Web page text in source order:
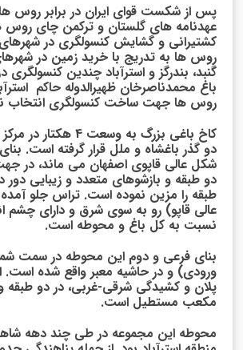
پس از شکست قوای ایران در برابر روس ها
عهدنامه های گلستان و ترکمن چای روس
کشتیرانی و گشایش کنسولگری در شهرهای
روس ها به تدریج با خرید زمین در
گنبد، بندرگز و استرآباد چندین
باغ محمدناصرخان ظهیرالدوله حاکم
روس ها جهت ساخت کنسولگری انتخاب
کاخ باغی بزرگ به وسعت
دو گذر باغشاه و ملل قرار گرفته است.
شکل عالی قاپوی اصفهان می ماند، در
دو طبقه و بازشوهای متعدد و زیبایی دور
طبقه را مزین نموده است. تراس جلو
عالی قاپو) رو به سوی شرق و دارای چشم
نسبت به کل باغ و محوطه است.
بنای فرعی و دوم این محوطه در سمت
ورودی) و در حاشیه معبر واقع شده است.
پلان و کشیدگی شرقی-غربی، در دو
مکعب مستطیل است.
محوطه این مجموعه در طی چند دهه